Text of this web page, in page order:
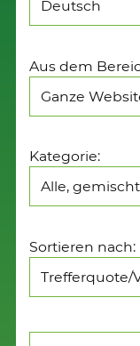
Aus dem
Kategorie:
Sortieren nach: